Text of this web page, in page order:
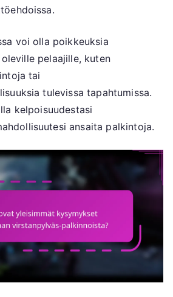
voi olla poikkeuksia
pelaajille, kuten
tai
tulevissa tapahtumissa.
kelpoisuudestasi
ansaita palkintoja.